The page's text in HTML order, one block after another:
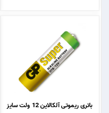
باتری ریموتی آلکالاین 12 ولت سایز